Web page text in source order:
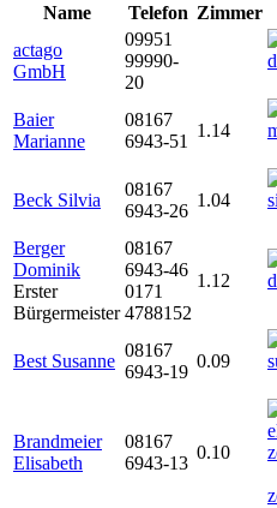
Name
Telefon Zimmer
actago
GmbH
09951
99990-
20
Baier
Marianne
08167
6943-51
1.14
Beck Silvia
08167
6943-26
1.04
Berger
Dominik
Erster
Bürgermeister
08167
6943-46
0171
4788152
1.12
Best Susanne
08167
6943-19
0.09
Brandmeier
Elisabeth
08167
6943-13
0.10